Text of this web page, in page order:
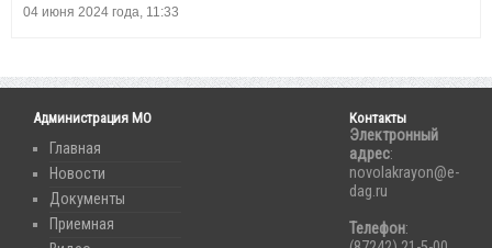
04 июня 2024 года, 11:33
Администрация МО
Главная
Новости
Документы
Приемная
Контакты
Электронный
адрес:
novolakrayon@e-
dag.ru
Телефон: